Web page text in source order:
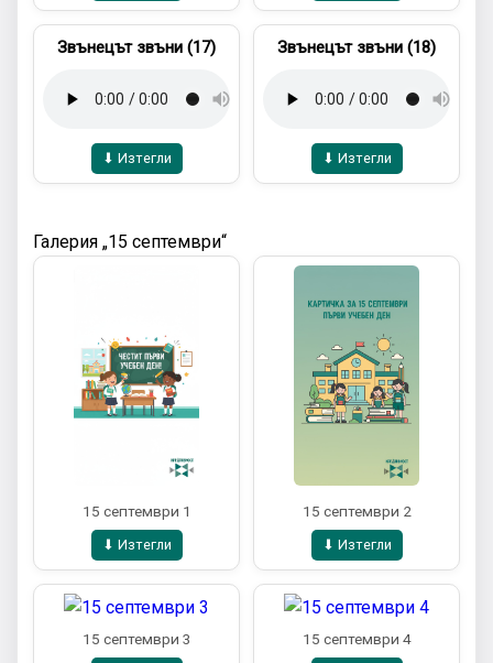
Звънецът звъни (17)
⬇ Изтегли
Звънецът звъни (18)
⬇ Изтегли
Галерия „15 септември“
15 септември 1
⬇ Изтегли
15 септември 2
⬇ Изтегли
15 септември 3 15 септември 4